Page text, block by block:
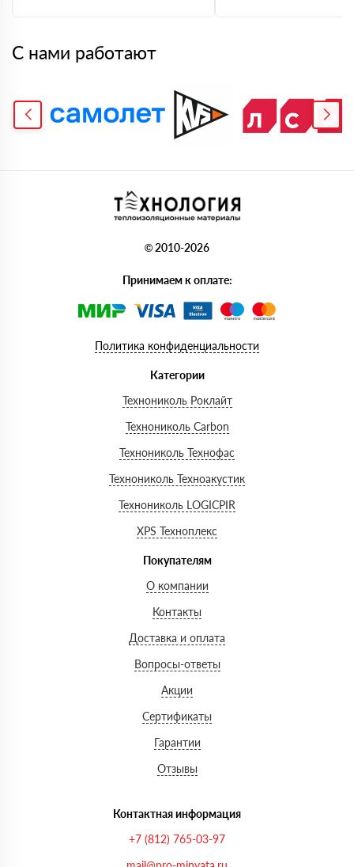
С нами работают
© 2010-2026
Принимаем к оплате:
Политика конфиденциальности
Категории
Технониколь Роклайт
Технониколь Carbon
Технониколь Технофас
Технониколь Техноакустик
Технониколь LOGICPIR
XPS Техноплекс
Покупателям
О компании
Контакты
Доставка и оплата
Вопросы-ответы
Акции
Сертификаты
Гарантии
Отзывы
Контактная информация
+7 (812) 765-03-97